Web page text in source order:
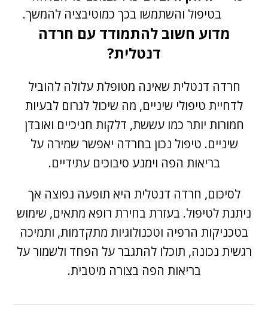
בטיפול והשתמשו בכך כמוטיבציה להמשך.
מדוע חשוב להתמודד עם חרדה
דנטלית?
חרדה דנטלית שאינה מטופלת עלולה להוביל
לדחיית טיפולי שיניים, מה שיכול לגרום לבעיות
חמורות יותר כמו עששת, דלקות חניכיים ואובדן
שיניים. טיפול נכון בחרדה יאפשר שמירה על
בריאות הפה וימנע סיבוכים עתידיים.
לסיכום, חרדה דנטלית היא תופעה נפוצה אך
ניתנת לטיפול. בעזרת בחירת רופא מתאים, שימוש
בטכניקות הרפיה וטכנולוגיות מתקדמות, ותמיכה
רגשית נכונה, תוכלו להתגבר על הפחד ולשמור על
בריאות הפה בצורה מיטבית.